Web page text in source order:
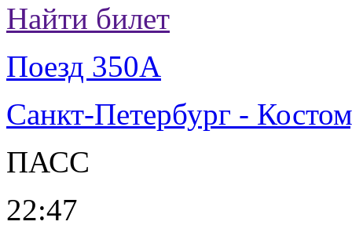
Найти билет
Поезд 350А
Санкт-Петербург -
ПАСС
22:47